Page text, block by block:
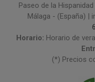
Paseo de la
Málaga - (España) |
Horario: Horario de
(*) Precios